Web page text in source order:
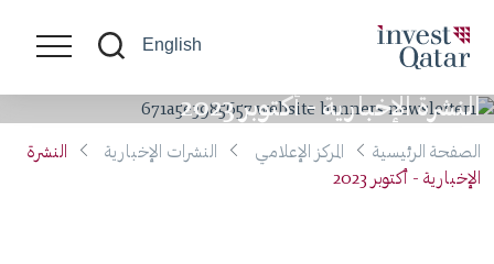
English
النشرة الإخبارية - أكتوبر 2023
الصفحة الرئيسية المركز الإعلامي النشرات الإخبارية
النشرة
الإخبارية - أكتوبر 2023